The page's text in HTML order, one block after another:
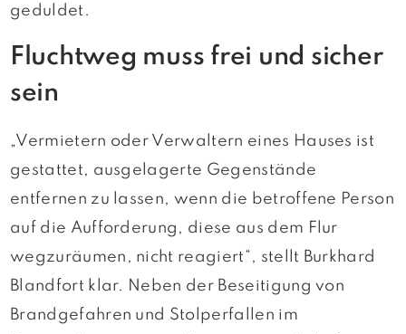
geduldet.
Fluchtweg muss frei und sicher
sein
„Vermietern oder Verwaltern eines Hauses ist
gestattet, ausgelagerte Gegenstände
entfernen zu lassen, wenn die betroffene Person
auf die Aufforderung, diese aus dem Flur
wegzuräumen, nicht reagiert“, stellt Burkhard
Blandfort klar. Neben der Beseitigung von
Brandgefahren und Stolperfallen im